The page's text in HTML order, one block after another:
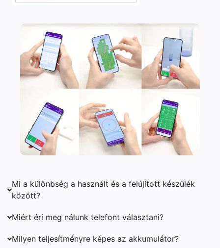
Mi a különbség a használt és a felújított készülék
között?
Miért éri meg nálunk telefont választani?
Milyen teljesítményre képes az akkumulátor?